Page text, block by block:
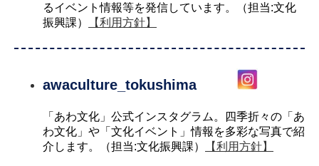
るイベント情報等を発信しています。（担当:文化
振興課）
【利用方針】
awaculture_tokushima
「あわ文化」公式インスタグラム。四季折々の「あ
わ文化」や「文化イベント」情報を多彩な写真で紹
介します。（担当:文化振興課）
【利用方針】